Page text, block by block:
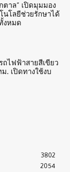
าล” เปิดมุมมอง
โลยีช่วยรักษาได้
งหมด
ถไฟฟ้าสายสีเขียว
. เปิดทางใช้งบ
3802
2054